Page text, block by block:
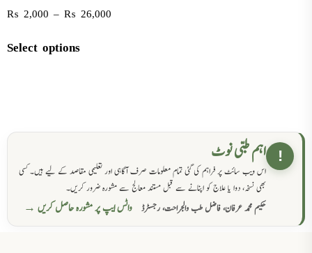
₨ 2,000 – ₨ 26,000
Select options
! اہم طبی نوٹ
اس ویب سائٹ پر فراہم کی گئی تمام معلومات صرف آگاہی اور تعلیمی مقاصد کے لیے ہیں۔ کسی
بھی نسخہ، دوا یا علاج کو اپنانے سے قبل مستند معالج سے مشورہ ضرور کریں۔
حکیم محمد عرفان، فاضل طب والجراحت، رجسٹرڈ
واٹس ایپ پر مشورہ حاصل کریں →